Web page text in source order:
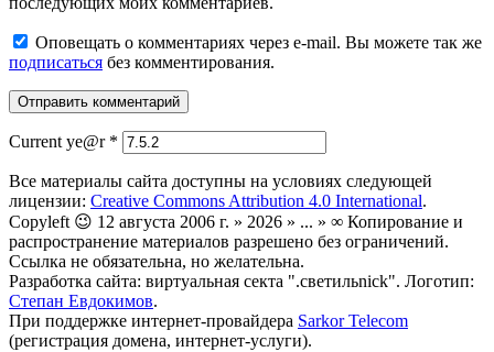
Оповещать о комментариях через e-mail. Вы можете так же
подписаться без комментирования.
Current ye@r *
Все материалы сайта доступны на условиях следующей
лицензии: Creative Commons Attribution 4.0 International.
Copyleft 😉 12 августа 2006 г. » 2026 » ... » ∞ Копирование и
распространение материалов разрешено без ограничений.
Ссылка не обязательна, но желательна.
Разработка сайта: виртуальная секта ".светильnick". Логотип:
Степан Евдокимов.
При поддержке интернет-провайдера Sarkor Telecom
(регистрация домена, интернет-услуги).